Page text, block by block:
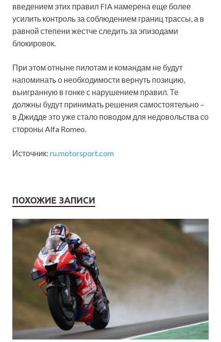
введением этих правил FIA намерена еще более
усилить контроль за соблюдением границ трассы, а в
равной степени жестче следить за эпизодами
блокировок.
При этом отныне пилотам и командам не будут
напоминать о необходимости вернуть позицию,
выигранную в гонке с нарушением правил. Те
должны будут принимать решения самостоятельно –
в Джидде это уже стало поводом для недовольства со
стороны Alfa Romeo.
Источник: ru.motorsport.com
ПОХОЖИЕ ЗАПИСИ